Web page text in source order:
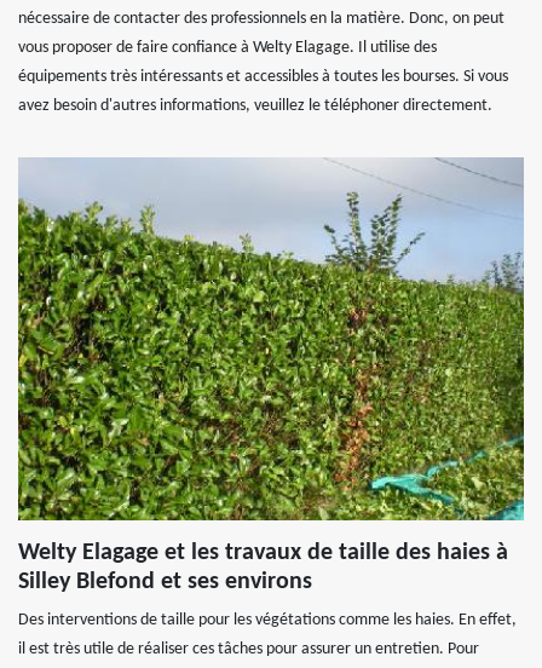
nécessaire de contacter des professionnels en la matière. Donc, on peut
vous proposer de faire confiance à Welty Elagage. Il utilise des
équipements très intéressants et accessibles à toutes les bourses. Si vous
avez besoin d'autres informations, veuillez le téléphoner directement.
Welty Elagage et les travaux de taille des haies à
Silley Blefond et ses environs
Des interventions de taille pour les végétations comme les haies. En effet,
il est très utile de réaliser ces tâches pour assurer un entretien. Pour